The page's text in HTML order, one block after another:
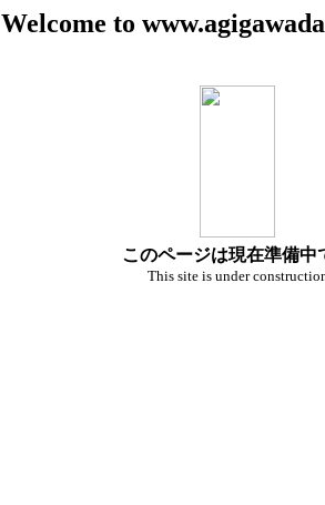
Welcome to
このページは現在準備中
This site is under